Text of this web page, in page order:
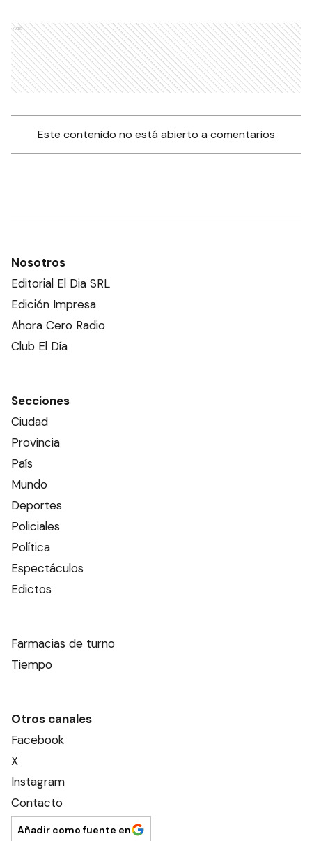
Ads
Este contenido no está abierto a comentarios
Nosotros
Editorial El Dia SRL
Edición Impresa
Ahora Cero Radio
Club El Día
Secciones
Ciudad
Provincia
País
Mundo
Deportes
Policiales
Política
Espectáculos
Edictos
Farmacias de turno
Tiempo
Otros canales
Facebook
X
Instagram
Contacto
Añadir como fuente en